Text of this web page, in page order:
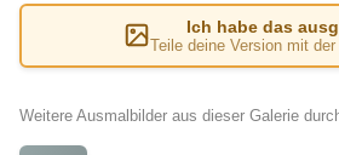
Ich habe das
Teile deine Version mit
Weitere Ausmalbilder aus dieser Galerie